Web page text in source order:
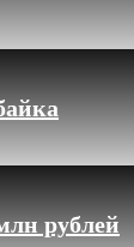
рублей